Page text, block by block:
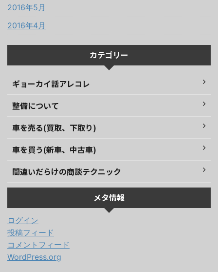
2016年5月
2016年4月
カテゴリー
ギョーカイ話アレコレ
整備について
車を売る(買取、下取り)
車を買う(新車、中古車)
間違いだらけの商談テクニック
メタ情報
ログイン
投稿フィード
コメントフィード
WordPress.org